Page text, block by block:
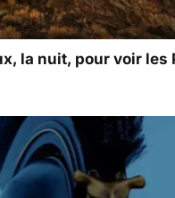
la nuit, pour voir les